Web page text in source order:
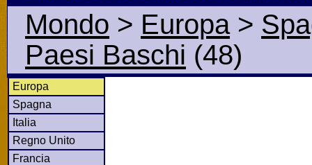
Mondo > Europa>
Paesi Baschi (48)
Europa
Spagna
Italia
Regno Unito
Francia